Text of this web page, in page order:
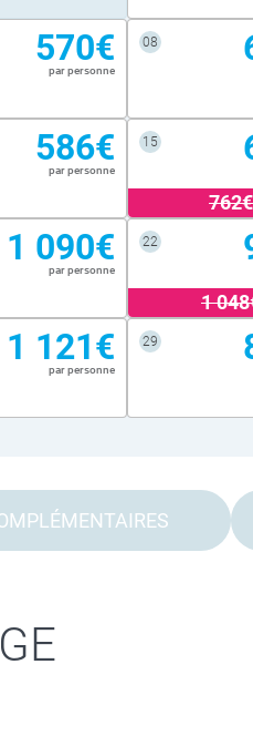
570€
par personne
08
586€
par personne
15
762€
1 090€
par personne
22
1
1 121€
par personne
29